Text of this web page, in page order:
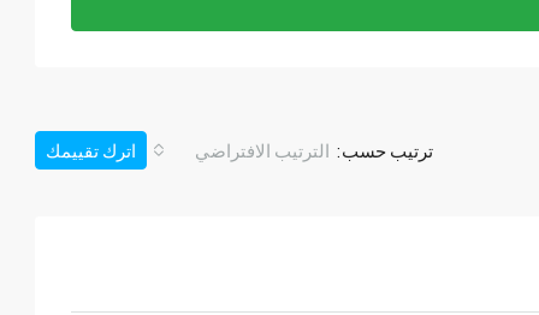
ترتيب حسب: الترتيب الافتراضي اترك تقييمك